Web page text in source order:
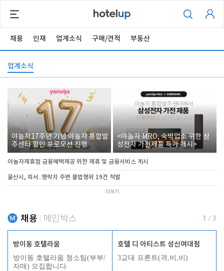
채용 인재 업계소식 구매/견적 부동산
업계소식
야놀자17주년 기념 야놀자 통합발
주센터 할인 프로모션 진행
<야놀자 MRO, 숙박업소 위한 삼
성전자 가전제품 특가 개시>
야놀자제휴점 금융혜택제공 위한 제휴 및 금융서비스 게시
울산시, 피서․행락지 주변 불법행위 19건 적발
더보기
채용 메인박스 1 / 3
방이동 호텔라움
방이동 호텔라움 청소팀(부부/
자매) 모집합니다.
호텔 디 아티스트 성신여대점
3교대 프론트(격,비,비)